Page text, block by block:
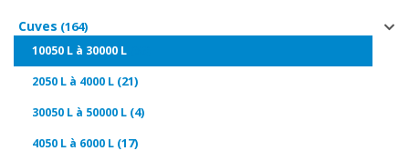
Cuves (164)
10050 L à 30000 L
2050 L à 4000 L (21)
30050 L à 50000 L (4)
4050 L à 6000 L (17)